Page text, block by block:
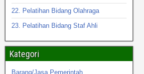
22. Pelatihan Bidang Olahraga
23. Pelatihan Bidang Staf Ahli
Kategori
Barang/Jasa Pemerintah